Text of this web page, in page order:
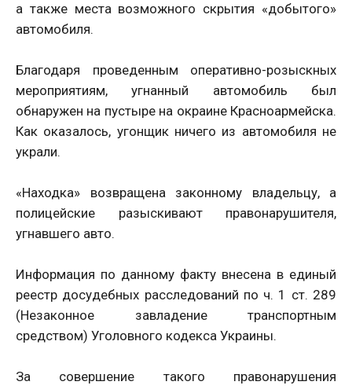
а также места возможного скрытия «добытого»
автомобиля.
Благодаря проведенным оперативно-розыскных
мероприятиям, угнанный автомобиль был
обнаружен на пустыре на окраине Красноармейска.
Как оказалось, угонщик ничего из автомобиля не
украли.
«Находка» возвращена законному владельцу, а
полицейские разыскивают правонарушителя,
угнавшего авто.
Информация по данному факту внесена в единый
реестр досудебных расследований по ч. 1 ст. 289
(Незаконное завладение транспортным
средством) Уголовного кодекса Украины.
За совершение такого правонарушения